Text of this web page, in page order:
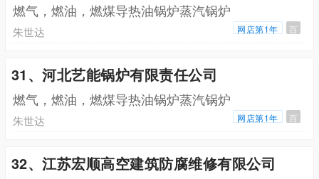
燃气，燃油，燃煤导热油锅炉蒸汽锅炉
朱世达 网店第1年 百
31、河北艺能锅炉有限责任公司
燃气，燃油，燃煤导热油锅炉蒸汽锅炉
朱世达 网店第1年 百
32、江苏宏顺高空建筑防腐维修有限公司